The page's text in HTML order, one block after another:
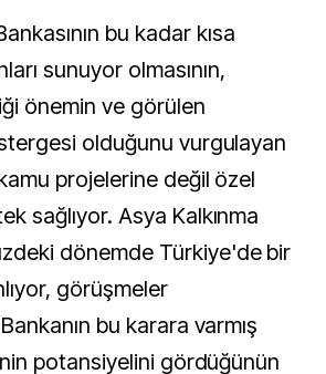
bu kadar kısa
sunuyor olmasının,
önemin ve görülen
olduğunu vurgulayan
projelerine değil özel
sağlıyor. Asya Kalkınma
dönemde Türkiye'de bir
görüşmeler
bu karara varmış
potansiyelini gördüğünün